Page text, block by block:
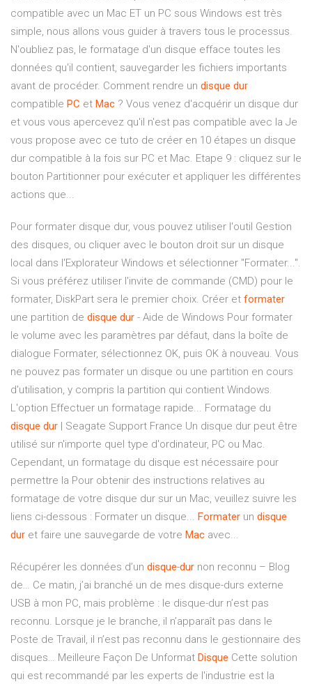
compatible avec un Mac ET un PC sous Windows est très
simple, nous allons vous guider à travers tous le processus.
N'oubliez pas, le formatage d'un disque efface toutes les
données qu'il contient, sauvegarder les fichiers importants
avant de procéder. Comment rendre un disque dur
compatible PC et Mac ? Vous venez d'acquérir un disque dur
et vous vous apercevez qu'il n'est pas compatible avec la Je
vous propose avec ce tuto de créer en 10 étapes un disque
dur compatible à la fois sur PC et Mac. Etape 9 : cliquez sur le
bouton Partitionner pour exécuter et appliquer les différentes
actions que...
Pour formater disque dur, vous pouvez utiliser l'outil Gestion
des disques, ou cliquer avec le bouton droit sur un disque
local dans l'Explorateur Windows et sélectionner "Formater...".
Si vous préférez utiliser l'invite de commande (CMD) pour le
formater, DiskPart sera le premier choix. Créer et formater
une partition de disque dur - Aide de Windows Pour formater
le volume avec les paramètres par défaut, dans la boîte de
dialogue Formater, sélectionnez OK, puis OK à nouveau. Vous
ne pouvez pas formater un disque ou une partition en cours
d'utilisation, y compris la partition qui contient Windows.
L'option Effectuer un formatage rapide... Formatage du
disque dur | Seagate Support France Un disque dur peut être
utilisé sur n'importe quel type d'ordinateur, PC ou Mac.
Cependant, un formatage du disque est nécessaire pour
permettre la Pour obtenir des instructions relatives au
formatage de votre disque dur sur un Mac, veuillez suivre les
liens ci-dessous : Formater un disque... Formater un disque
dur et faire une sauvegarde de votre Mac avec...
Récupérer les données d’un disque-dur non reconnu – Blog
de… Ce matin, j’ai branché un de mes disque-durs externe
USB à mon PC, mais problème : le disque-dur n’est pas
reconnu. Lorsque je le branche, il n’apparaît pas dans le
Poste de Travail, il n’est pas reconnu dans le gestionnaire des
disques… Meilleure Façon De Unformat Disque Cette solution
qui est recommandé par les experts de l'industrie est la